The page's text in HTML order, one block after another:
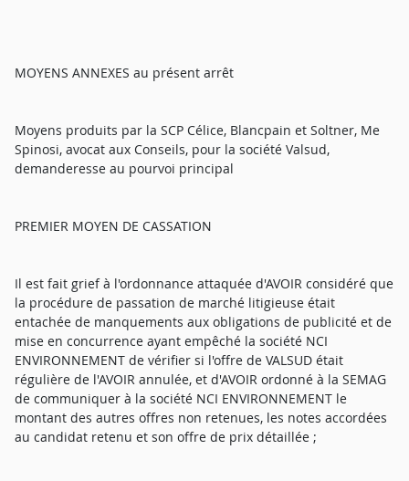
MOYENS ANNEXES au présent arrêt
Moyens produits par la SCP Célice, Blancpain et Soltner, Me
Spinosi, avocat aux Conseils, pour la société Valsud,
demanderesse au pourvoi principal
PREMIER MOYEN DE CASSATION
Il est fait grief à l'ordonnance attaquée d'AVOIR considéré que
la procédure de passation de marché litigieuse était
entachée de manquements aux obligations de publicité et de
mise en concurrence ayant empêché la société NCI
ENVIRONNEMENT de vérifier si l'offre de VALSUD était
régulière de l'AVOIR annulée, et d'AVOIR ordonné à la SEMAG
de communiquer à la société NCI ENVIRONNEMENT le
montant des autres offres non retenues, les notes accordées
au candidat retenu et son offre de prix détaillée ;